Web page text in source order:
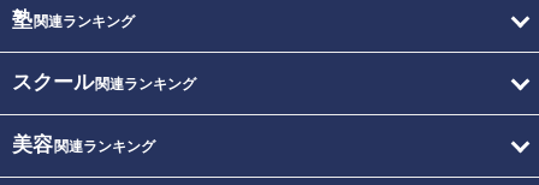
塾関連ランキング
スクール関連ランキング
美容関連ランキング